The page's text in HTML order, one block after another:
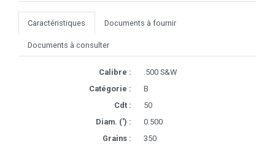
Caractéristiques Documents à fournir
Documents à consulter
Calibre :
.500 S&W
Catégorie :
B
Cdt :
50
Diam. (') :
0.500
Grains :
350